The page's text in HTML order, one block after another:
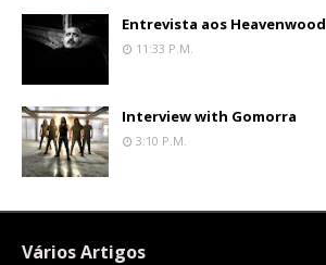
Entrevista aos Heavenwood
11:33 P.m.
Interview with Gomorra
3:10 P.m.
Vários Artigos